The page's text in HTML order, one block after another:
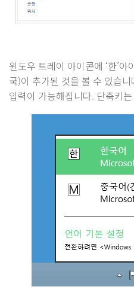
윈도우 트레이 아이콘에 ‘한’
국)이 추가된 것을 볼 수 있습
입력이 가능해집니다. 단축키